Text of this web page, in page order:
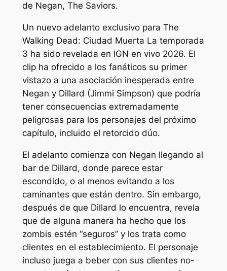
de Negan, The Saviors.
Un nuevo adelanto exclusivo para The
Walking Dead: Ciudad Muerta La temporada
3 ha sido revelada en IGN en vivo2026. El
clip ha ofrecido a los fanáticos su primer
vistazo a una asociación inesperada entre
Negan y Dillard (Jimmi Simpson) que podría
tener consecuencias extremadamente
peligrosas para los personajes del próximo
capítulo, incluido el retorcido dúo.
El adelanto comienza con Negan llegando al
bar de Dillard, donde parece estar
escondido, o al menos evitando a los
caminantes que están dentro. Sin embargo,
después de que Dillard lo encuentra, revela
que de alguna manera ha hecho que los
zombis estén “seguros” y los trata como
clientes en el establecimiento. El personaje
incluso juega a beber con sus clientes no-